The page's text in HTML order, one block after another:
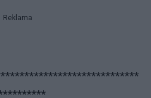
Reklama